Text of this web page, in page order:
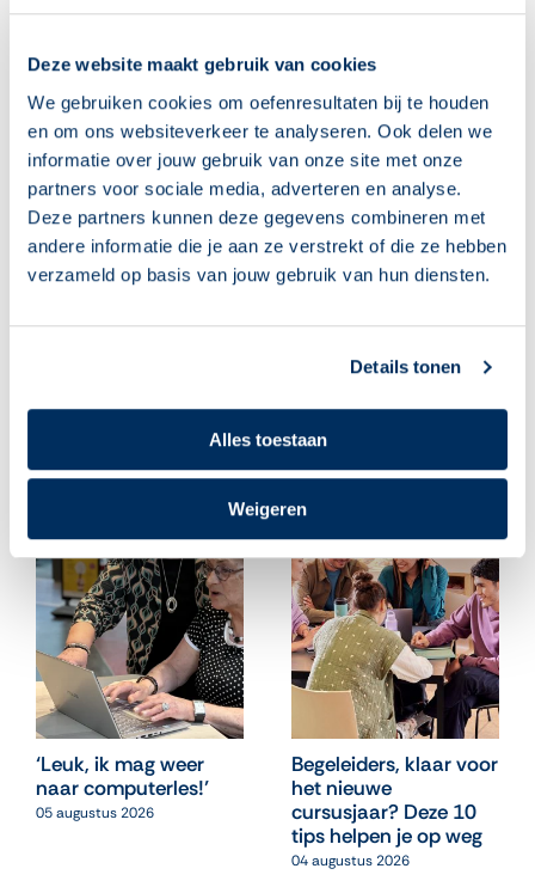
Deze website maakt gebruik van cookies
We gebruiken cookies om oefenresultaten bij te houden
en om ons websiteverkeer te analyseren. Ook delen we
informatie over jouw gebruik van onze site met onze
partners voor sociale media, adverteren en analyse.
Deze partners kunnen deze gegevens combineren met
andere informatie die je aan ze verstrekt of die ze hebben
verzameld op basis van jouw gebruik van hun diensten.
Details tonen
Alles toestaan
Weigeren
en klinisch psycholoog. Zij is hoofd van de
het perspectief van patiënten, cliënten en
burgers bij het Nivel (Utrecht) en hoogleraar
Gezondheidsvaardigheden en
Patiëntparticipatie, CAPHRI/Maastricht
University (Maastricht). Rademakers richt zich
in onderzoeken op mensen met beperkte
gezondheidsvaardigheden en op de vraag wat
er gedaan kan worden om preventie en zorg
Gerelateerde berichten
‘Leuk, ik mag weer
naar computerles!’
05 augustus 2026
Begeleiders, klaar voor
het nieuwe
cursusjaar? Deze 10
tips helpen je op weg
04 augustus 2026